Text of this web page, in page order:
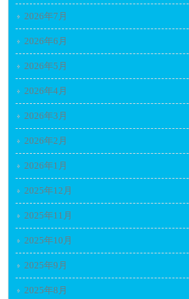
2026年7月
2026年6月
2026年5月
2026年4月
2026年3月
2026年2月
2026年1月
2025年12月
2025年11月
2025年10月
2025年9月
2025年8月